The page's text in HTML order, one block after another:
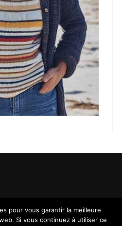
pour vous garantir la meilleure
Si vous continuez à utiliser ce